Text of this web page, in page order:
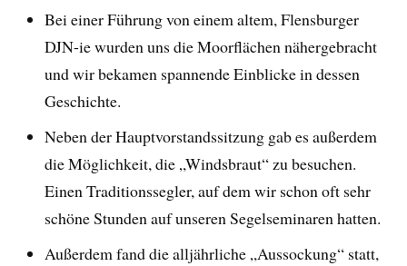
Bei einer Führung von einem altem, Flensburger
DJN-ie wurden uns die Moorflächen nähergebracht
und wir bekamen spannende Einblicke in dessen
Geschichte.
Neben der Hauptvorstandssitzung gab es außerdem
die Möglichkeit, die „Windsbraut“ zu besuchen.
Einen Traditionssegler, auf dem wir schon oft sehr
schöne Stunden auf unseren Segelseminaren hatten.
Außerdem fand die alljährliche „Aussockung“ statt,